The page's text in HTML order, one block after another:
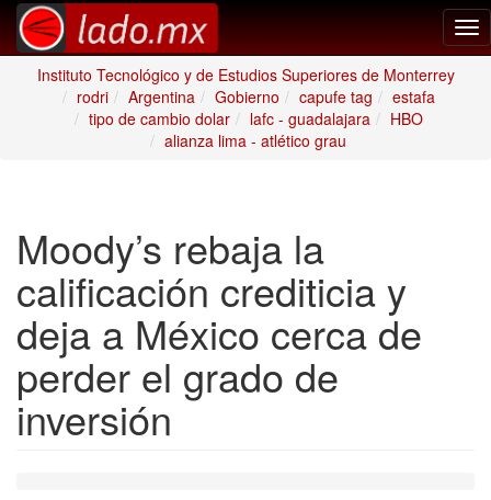
Instituto Tecnológico y de Estudios Superiores de Monterrey
rodri
Argentina Gobierno capufe tag
estafa
tipo de cambio dolar
lafc - guadalajara
HBO
alianza lima - atlético grau
Moody’s rebaja la
calificación crediticia y
deja a México cerca de
perder el grado de
inversión